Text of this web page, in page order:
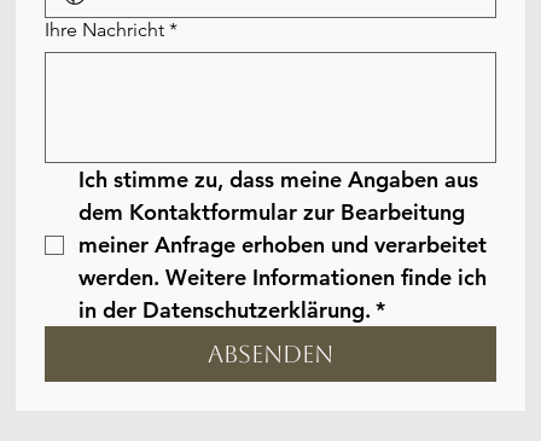
Ihre Nachricht *
Ich stimme zu, dass meine Angaben aus
dem Kontaktformular zur Bearbeitung
meiner Anfrage erhoben und verarbeitet
werden. Weitere Informationen finde ich
in der Datenschutzerklärung. *
Absenden